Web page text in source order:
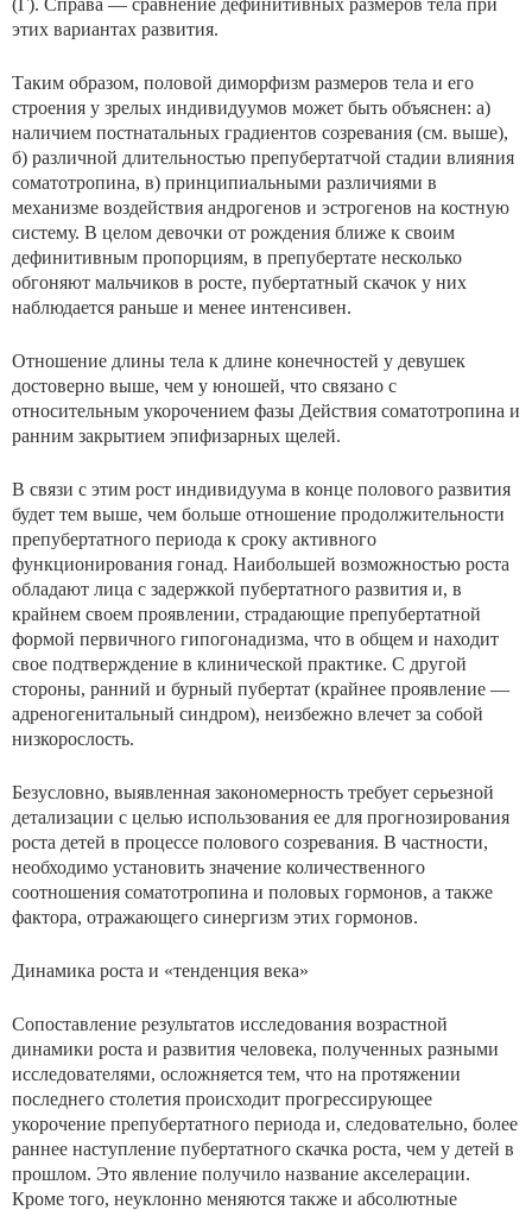
этих вариантах развития.
Таким образом, половой диморфизм размеров тела и его
строения у зрелых индивидуумов может быть объяс­нен: а)
наличием постнатальных градиентов созревания (см. выше),
б) различной длительностью препубертатчой стадии влияния
соматотропина, в) принципиальными различиями в
механизме воздействия андрогенов и эстро­генов на костную
систему. В целом девочки от рождения ближе к своим
дефинитивным пропорциям, в препубер­тате несколько
обгоняют мальчиков в росте, пубертатный скачок у них
наблюдается раньше и менее интенсивен.
Отношение длины тела к длине конечностей у девушек
достоверно выше, чем у юношей, что связано с
относительным укорочением фазы Действия соматотропина и
ранним закрытием эпифизарных щелей.
В связи с этим рост индивидуума в конце полового развития
будет тем выше, чем больше отношение продол­жительности
препубертатного периода к сроку активно­го
функционирования гонад. Наибольшей возможностью роста
обладают лица с задержкой пубертатного развития и, в
крайнем своем проявлении, страдающие препубертатной
формой первичного гипогонадизма, что в общем и на­ходит
свое подтверждение в клинической практике. С дру­гой
стороны, ранний и бурный пубертат (крайнее прояв­ление —
адреногенитальный синдром), неизбежно влечет за собой
низкорослость.
Безусловно, выявленная закономерность требует серь­езной
детализации с целью использования ее для прогно­зирования
роста детей в процессе полового созревания. В частности,
необходимо установить значение количественного
соотношения соматотропина и половых гормонов, а также
фактора, отражающего синергизм этих гормонов.
Динамика роста и «тенденция века»
Сопоставление результатов исследования возрастной
динамики роста и развития человека, полученных раз­ными
исследователями, осложняется тем, что на протяжении
последнего столетия происходит прогрессирующее
укорочение препубертатного периода и, следовательно, более
раннее наступление пубертатного скачка роста, чем у детей в
прошлом. Это явление получило название акселерации.
Кроме того, неуклонно меняются также и абсолютные